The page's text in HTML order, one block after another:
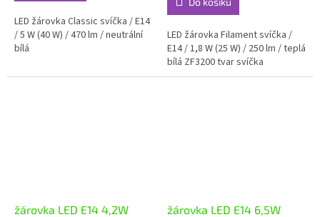
LED žárovka Classic svíčka / E14
/ 5 W (40 W) / 470 lm / neutrální
bílá
LED žárovka Filament svíčka /
E14 / 1,8 W (25 W) / 250 lm / teplá
bílá ZF3200 tvar svíčka
žárovka LED E14 4,2W
žárovka LED E14 6,5W